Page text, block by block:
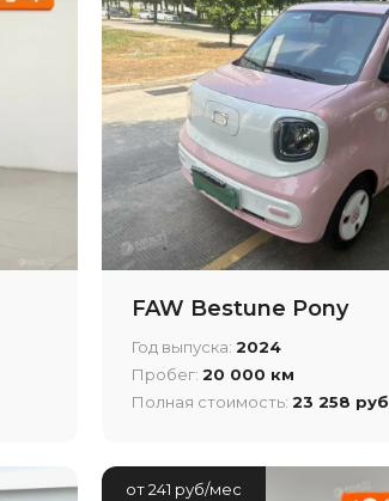
FAW Bestune Pony
Год выпуска: 2024
Пробег: 20 000 км
Полная стоимость: 23 258 руб
от 241 руб/мес